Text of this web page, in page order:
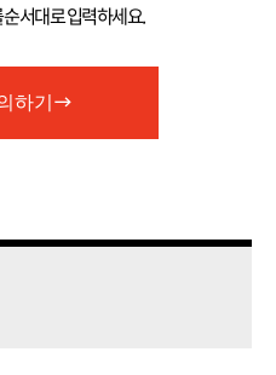
서대로 입력하세요.
하기